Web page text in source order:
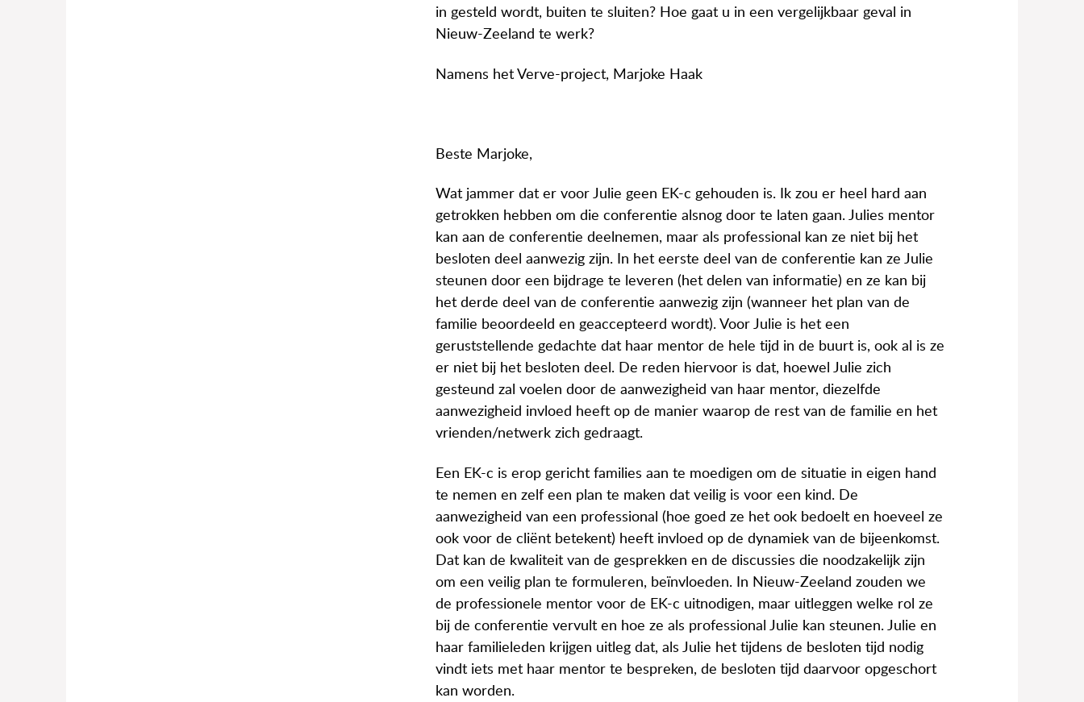
in gesteld wordt, buiten te sluiten? Hoe gaat u in een vergelijkbaar geval in
Nieuw-Zeeland te werk?
Namens het Verve-project, Marjoke Haak
Beste Marjoke,
Wat jammer dat er voor Julie geen EK-c gehouden is. Ik zou er heel hard aan
getrokken hebben om die conferentie alsnog door te laten gaan. Julies mentor
kan aan de conferentie deelnemen, maar als professional kan ze niet bij het
besloten deel aanwezig zijn. In het eerste deel van de conferentie kan ze Julie
steunen door een bijdrage te leveren (het delen van informatie) en ze kan bij
het derde deel van de conferentie aanwezig zijn (wanneer het plan van de
familie beoordeeld en geaccepteerd wordt). Voor Julie is het een
geruststellende gedachte dat haar mentor de hele tijd in de buurt is, ook al is ze
er niet bij het besloten deel. De reden hiervoor is dat, hoewel Julie zich
gesteund zal voelen door de aanwezigheid van haar mentor, diezelfde
aanwezigheid invloed heeft op de manier waarop de rest van de familie en het
vrienden/netwerk zich gedraagt.
Een EK-c is erop gericht families aan te moedigen om de situatie in eigen hand
te nemen en zelf een plan te maken dat veilig is voor een kind. De
aanwezigheid van een professional (hoe goed ze het ook bedoelt en hoeveel ze
ook voor de cliënt betekent) heeft invloed op de dynamiek van de bijeenkomst.
Dat kan de kwaliteit van de gesprekken en de discussies die noodzakelijk zijn
om een veilig plan te formuleren, beïnvloeden. In Nieuw-Zeeland zouden we
de professionele mentor voor de EK-c uitnodigen, maar uitleggen welke rol ze
bij de conferentie vervult en hoe ze als professional Julie kan steunen. Julie en
haar familieleden krijgen uitleg dat, als Julie het tijdens de besloten tijd nodig
vindt iets met haar mentor te bespreken, de besloten tijd daarvoor opgeschort
kan worden.